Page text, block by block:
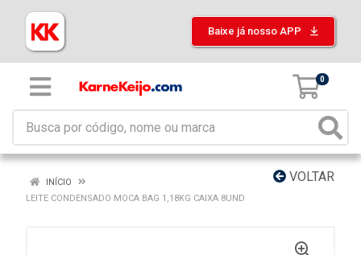
Baixe já nosso APP
0
VOLTAR
INÍCIO
LEITE CONDENSADO MOCA BAG 1,18KG CAIXA 8UND